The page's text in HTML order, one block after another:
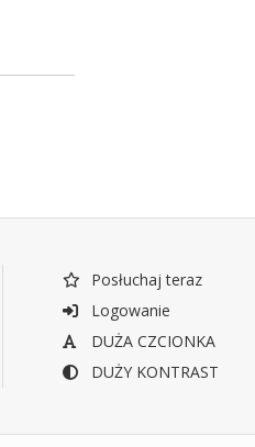
Posłuchaj teraz
Logowanie
DUŻA CZCIONKA
DUŻY KONTRAST